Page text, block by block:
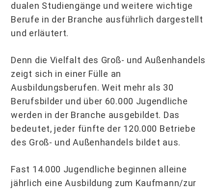
dualen Studiengänge und weitere wichtige
Berufe in der Branche ausführlich dargestellt
und erläutert.
Denn die Vielfalt des Groß- und Außenhandels
zeigt sich in einer Fülle an
Ausbildungsberufen. Weit mehr als 30
Berufsbilder und über 60.000 Jugendliche
werden in der Branche ausgebildet. Das
bedeutet, jeder fünfte der 120.000 Betriebe
des Groß- und Außenhandels bildet aus.
Fast 14.000 Jugendliche beginnen alleine
jährlich eine Ausbildung zum Kaufmann/zur